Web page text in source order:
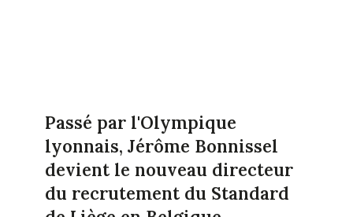
Passé par l'Olympique
lyonnais, Jérôme Bonnissel
devient le nouveau directeur
du recrutement du Standard